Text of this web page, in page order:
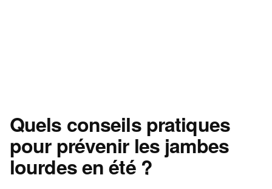
Quels conseils pratiques
pour prévenir les jambes
lourdes en été ?